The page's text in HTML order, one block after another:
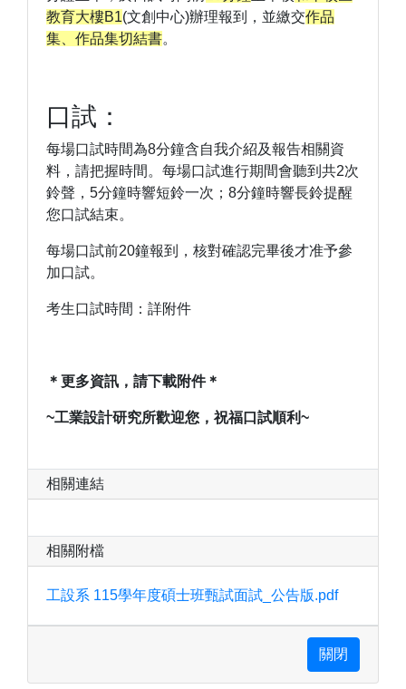
教育大樓B1(文創中心)辦理報到，並繳交作品
集、作品集切結書。
口試：
每場口試時間為8分鐘含自我介紹及報告相關資
料，請把握時間。每場口試進行期間會聽到共2次
鈴聲，5分鐘時響短鈴一次；8分鐘時響長鈴提醒
您口試結束。
每場口試前20鐘報到，核對確認完畢後才准予參
加口試。
考生口試時間：詳附件
＊更多資訊，請下載附件＊
~工業設計研究所歡迎您，祝福口試順利~
相關連結
相關附檔
工設系 115學年度碩士班甄試面試_公告版.pdf